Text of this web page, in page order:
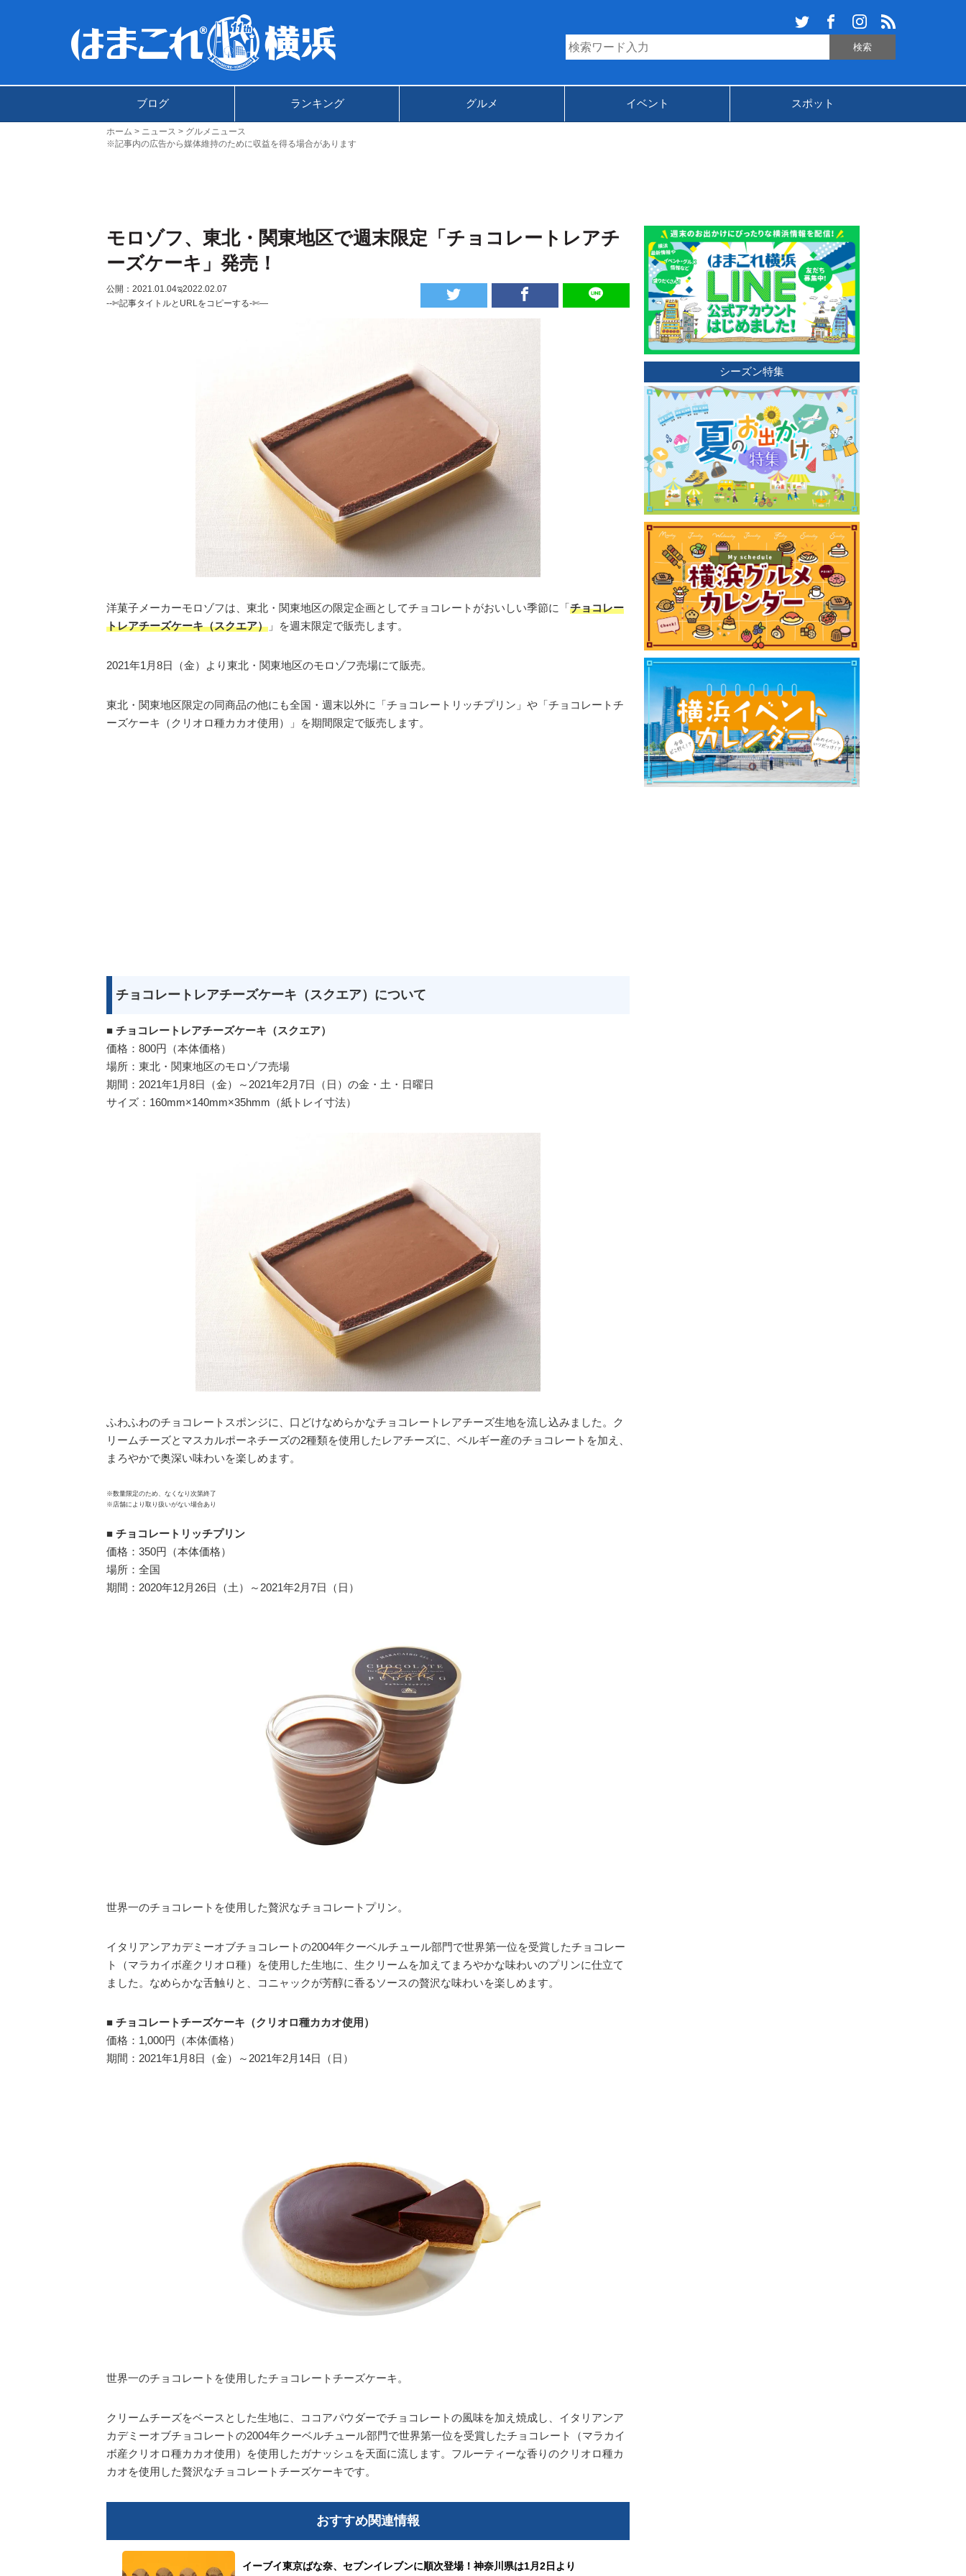
ブログ ランキング グルメ イベント スポット
ホーム ニュース
グルメニュース
※記事内の広告から媒体維持のために収益を得る場合があります
モロゾフ、東北・関東地区で週末限定「チョコレートレアチ
ーズケーキ」発売！
公開：2021.01.04ಇ2022.02.07
--✄記事タイトルとURLをコピーする-✄—
洋菓子メーカーモロゾフは、東北・関東地区の限定企画としてチョコレートがおいしい季節に「チョコレー
トレアチーズケーキ（スクエア） 」を週末限定で販売します。
2021年1月8日（金）より東北・関東地区のモロゾフ売場にて販売。
東北・関東地区限定の同商品の他にも全国・週末以外に「チョコレートリッチプリン」や「チョコレートチ
ーズケーキ（クリオロ種カカオ使用）」を期間限定で販売します。
チョコレートレアチーズケーキ（スクエア）について
■ チョコレートレアチーズケーキ（スクエア）
価格：800円（本体価格）
場所：東北・関東地区のモロゾフ売場
期間：2021年1月8日（金）～2021年2月7日（日）の金・土・日曜日
サイズ：160mm×140mm×35hmm（紙トレイ寸法）
ふわふわのチョコレートスポンジに、口どけなめらかなチョコレートレアチーズ生地を流し込みました。ク
リームチーズとマスカルポーネチーズの2種類を使用したレアチーズに、ベルギー産のチョコレートを加え、
まろやかで奥深い味わいを楽しめます。
※数量限定のため、なくなり次第終了
※店舗により取り扱いがない場合あり
■ チョコレートリッチプリン
価格：350円（本体価格）
場所：全国
期間：2020年12月26日（土）～2021年2月7日（日）
世界一のチョコレートを使用した贅沢なチョコレートプリン。
イタリアンアカデミーオブチョコレートの2004年クーベルチュール部門で世界第一位を受賞したチョコレー
ト（マラカイボ産クリオロ種）を使用した生地に、生クリームを加えてまろやかな味わいのプリンに仕立て
ました。なめらかな舌触りと、コニャックが芳醇に香るソースの贅沢な味わいを楽しめます。
■ チョコレートチーズケーキ（クリオロ種カカオ使用）
価格：1,000円（本体価格）
期間：2021年1月8日（金）～2021年2月14日（日）
世界一のチョコレートを使用したチョコレートチーズケーキ。
クリームチーズをベースとした生地に、ココアパウダーでチョコレートの風味を加え焼成し、イタリアンア
カデミーオブチョコレートの2004年クーベルチュール部門で世界第一位を受賞したチョコレート（マラカイ
ボ産クリオロ種カカオ使用）を使用したガナッシュを天面に流します。フルーティーな香りのクリオロ種カ
カオを使用した贅沢なチョコレートチーズケーキです。
おすすめ関連情報
イーブイ東京ばな奈、セブンイレブンに順次登場！神奈川県は1月2日より
シーズン特集